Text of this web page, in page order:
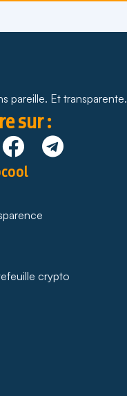
pareille. Et transparente.
sur :
crypto